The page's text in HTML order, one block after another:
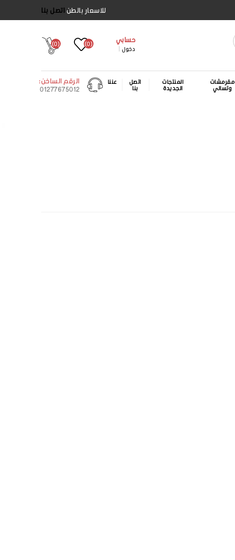
للاسعار بالطن اتصل بنا
حسابي
دخول
(0)
(0)
مقرمشات
وتسالي
المنتجات
الجديدة
اتصل
بنا
عننا
الرقم الساخن:
01277675012